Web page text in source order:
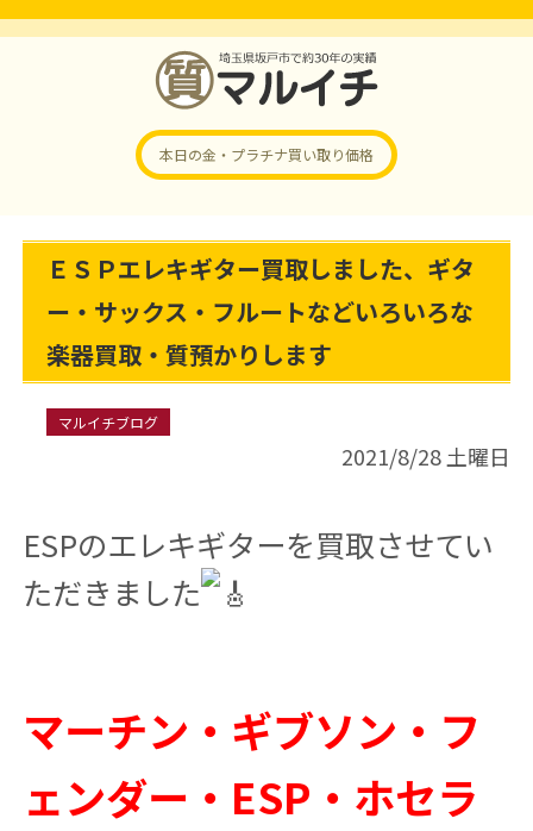
本日の金・プラチナ買い取り価格
ＥＳＰエレキギター買取しました、ギタ
ー・サックス・フルートなどいろいろな
楽器買取・質預かりします
マルイチブログ
2021/8/28 土曜日
ESPのエレキギターを買取させてい
ただきました
マーチン・ギブソン・フ
ェンダー・ESP・ホセラ